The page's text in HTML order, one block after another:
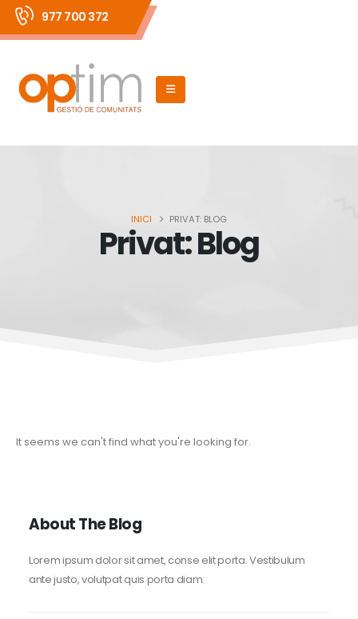
977 700 372
INICI PRIVAT: BLOG
Privat: Blog
It seems we can't find what you're looking for.
About The Blog
Lorem ipsum dolor sit amet, conse elit porta. Vestibulum
ante justo, volutpat quis porta diam.